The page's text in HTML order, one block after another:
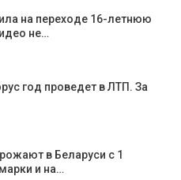
на переходе 16-летнюю
не…
год проведет в ЛТП. За
в Беларуси с 1
и на…